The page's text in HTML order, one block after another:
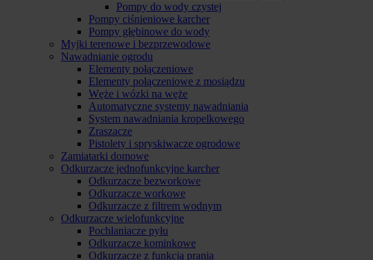
Pompy do wody czystej
Pompy ciśnieniowe karcher
Pompy głębinowe do wody
Myjki terenowe i bezprzewodowe
Nawadnianie ogrodu
Elementy połączeniowe
Elementy połączeniowe z mosiądzu
Węże i wózki na węże
Automatyczne systemy nawadniania
System nawadniania kropelkowego
Zraszacze
Pistolety i spryskiwacze ogrodowe
Zamiatarki domowe
Odkurzacze jednofunkcyjne karcher
Odkurzacze bezworkowe
Odkurzacze workowe
Odkurzacze z filtrem wodnym
Odkurzacze wielofunkcyjne
Pochłaniacze pyłu
Odkurzacze kominkowe
Odkurzacze z funkcją prania